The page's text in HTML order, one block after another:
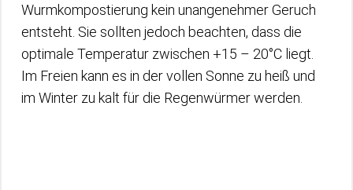
Wurmkompostierung kein unangenehmer Geruch
entsteht. Sie sollten jedoch beachten, dass die
optimale Temperatur zwischen +15 – 20°C liegt.
Im Freien kann es in der vollen Sonne zu heiß und
im Winter zu kalt für die Regenwürmer werden.